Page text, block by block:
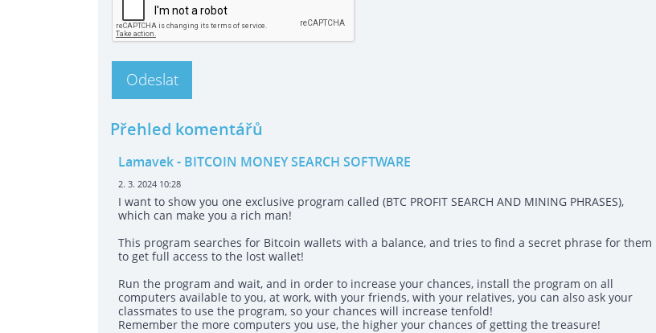
Přehled komentářů
Lamavek- BITCOIN MONEY SEARCH SOFTWARE
2. 3. 2024 10:28
I want to show you one exclusive program called (BTC PROFIT SEARCH AND MINING PHRASES),
which can make you a rich man!
This program searches for Bitcoin wallets with a balance, and tries to find a secret phrase for them
to get full access to the lost wallet!
Run the program and wait, and in order to increase your chances, install the program on all
computers available to you, at work, with your friends, with your relatives, you can also ask your
classmates to use the program, so your chances will increase tenfold!
Remember the more computers you use, the higher your chances of getting the treasure!